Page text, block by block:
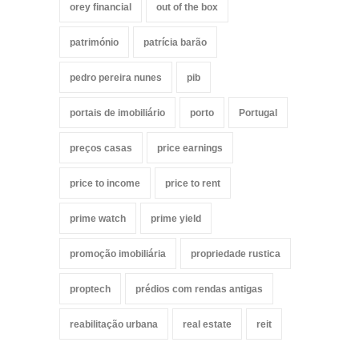
orey financial out of the box
património patrícia barão
pedro pereira nunes pib
portais de imobiliário porto Portugal
preços casas price earnings
price to income price to rent
prime watch prime yield
promoção imobiliária propriedade rustica
proptech prédios com rendas antigas
reabilitação urbana real estate reit